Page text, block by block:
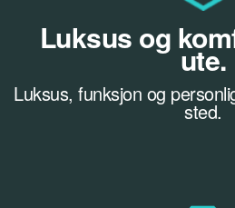
Luksus og
ute.
Luksus, funksjon og
sted.